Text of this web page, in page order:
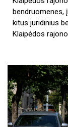
bendruomenes,
kitus juridinius
Klaipėdos